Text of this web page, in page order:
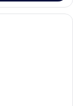
kostenloses WLAN,